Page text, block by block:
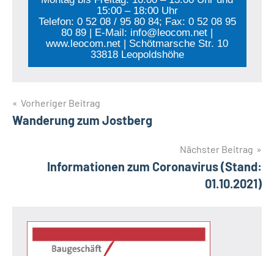
15:00 – 18:00 Uhr
Telefon: 0 52 08 / 95 80 84; Fax: 0 52 08 95
80 89 | E-Mail: info@leocom.net |
www.leocom.net | Schötmarsche Str. 10
33818 Leopoldshöhe
Beitragsnavigation
Vorheriger Beitrag
Wanderung zum Jostberg
Nächster Beitrag
Informationen zum Coronavirus (Stand:
01.10.2021)